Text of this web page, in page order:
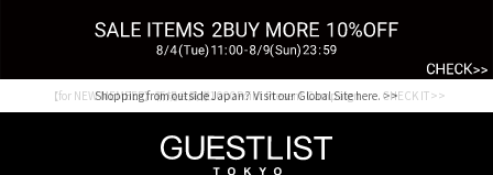
Shopping from outside Japan? Visit our Global Site here. >>
【for NEW MEMBER】新規会員様1000Point Present Campaign CHECK IT>>